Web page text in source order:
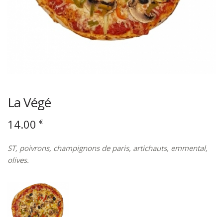
La Végé
14.00 €
ST, poivrons, champignons de paris, artichauts, emmental,
olives.